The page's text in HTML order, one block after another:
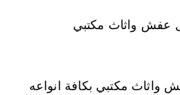
عفش واثاث مكتبي
واثاث مكتبي بكافة انواعه